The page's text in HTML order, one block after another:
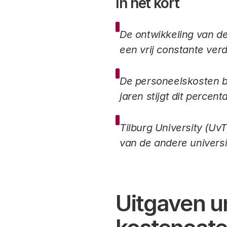
De ontwikkeling van
een vrij constante
De personeelskosten
jaren stijgt dit
Tilburg University
van de andere
Uitgaven